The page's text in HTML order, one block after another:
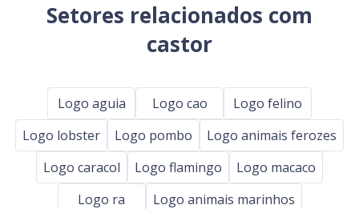
Setores relacionados com
castor
Logo aguia Logo cao
Logo felino
Logo lobster
Logo pombo
Logo animais ferozes
Logo caracol
Logo flamingo
Logo macaco
Logo ra
Logo animais marinhos